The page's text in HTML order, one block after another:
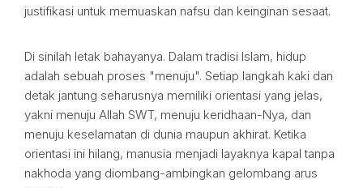
justifikasi untuk memuaskan nafsu dan keinginan sesaat.
Di sinilah letak bahayanya. Dalam tradisi Islam, hidup
adalah sebuah proses "menuju". Setiap langkah kaki dan
detak jantung seharusnya memiliki orientasi yang jelas,
yakni menuju Allah SWT, menuju keridhaan-Nya, dan
menuju keselamatan di dunia maupun akhirat. Ketika
orientasi ini hilang, manusia menjadi layaknya kapal tanpa
nakhoda yang diombang-ambingkan gelombang arus